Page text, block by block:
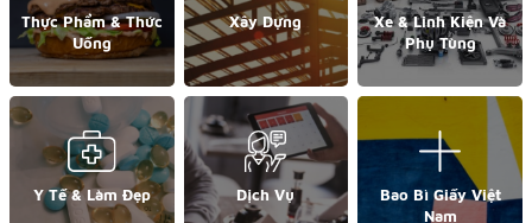
Thực Phẩm & Thức
Uống
Xây Dựng
Xe & Linh Kiện Và
Phụ Tùng
Y Tế & Làm Đẹp Dịch Vụ
Bao Bì Giấy Việt
Nam